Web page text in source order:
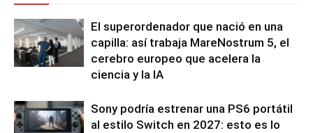
El superordenador que nació en una
capilla: así trabaja MareNostrum 5, el
cerebro europeo que acelera la
ciencia y la IA
Sony podría estrenar una PS6 portátil
al estilo Switch en 2027: esto es lo